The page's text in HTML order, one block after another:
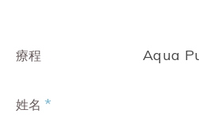
療程
Aqua
姓名 *